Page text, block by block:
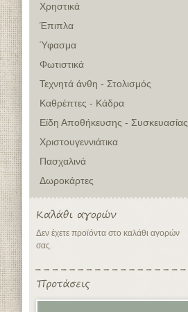
Χρηστικά
Έπιπλα
Ύφασμα
Φωτιστικά
Τεχνητά άνθη - Στολισμός
Καθρέπτες - Κάδρα
Είδη Αποθήκευσης - Συσκευασίας
Χριστουγεννιάτικα
Πασχαλινά
Δωροκάρτες
Δεν έχετε προϊόντα στο καλάθι αγορών
σας.